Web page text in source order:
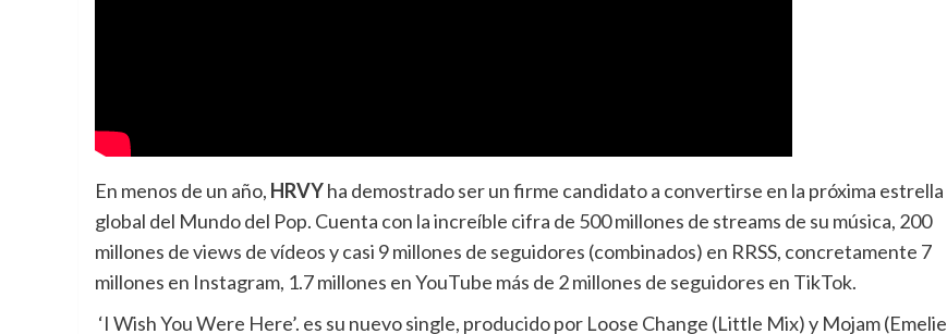
En menos de un año, HRVYha demostrado ser un firme candidato a convertirse en la próxima estrella
global del Mundo del Pop. Cuenta con la increíble cifra de 500 millones de streams de su música, 200
millones de views de vídeos y casi 9 millones de seguidores (combinados) en RRSS, concretamente 7
millones en Instagram, 1.7 millones en YouTube más de 2 millones de seguidores en TikTok.
‘I Wish You Were Here’. es su nuevo single, producido por Loose Change (Little Mix) y Mojam (Emelie